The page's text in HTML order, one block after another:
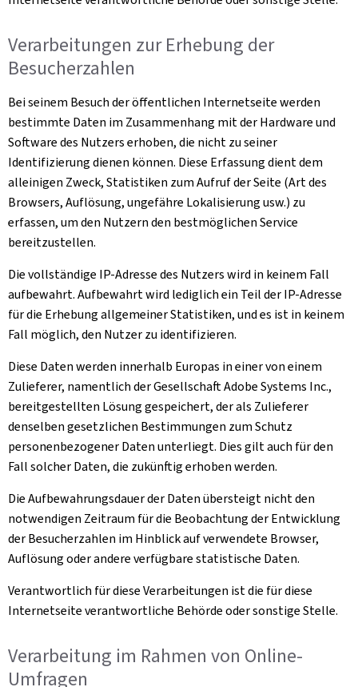
Verarbeitungen zur Erhebung der
Besucherzahlen
Bei seinem Besuch der öffentlichen Internetseite werden
bestimmte Daten im Zusammenhang mit der Hardware und
Software des Nutzers erhoben, die nicht zu seiner
Identifizierung dienen können. Diese Erfassung dient dem
alleinigen Zweck, Statistiken zum Aufruf der Seite (Art des
Browsers, Auflösung, ungefähre Lokalisierung usw.) zu
erfassen, um den Nutzern den bestmöglichen Service
bereitzustellen.
Die vollständige IP-Adresse des Nutzers wird in keinem Fall
aufbewahrt. Aufbewahrt wird lediglich ein Teil der IP-Adresse
für die Erhebung allgemeiner Statistiken, und es ist in keinem
Fall möglich, den Nutzer zu identifizieren.
Diese Daten werden innerhalb Europas in einer von einem
Zulieferer, namentlich der Gesellschaft Adobe Systems Inc.,
bereitgestellten Lösung gespeichert, der als Zulieferer
denselben gesetzlichen Bestimmungen zum Schutz
personenbezogener Daten unterliegt. Dies gilt auch für den
Fall solcher Daten, die zukünftig erhoben werden.
Die Aufbewahrungsdauer der Daten übersteigt nicht den
notwendigen Zeitraum für die Beobachtung der Entwicklung
der Besucherzahlen im Hinblick auf verwendete Browser,
Auflösung oder andere verfügbare statistische Daten.
Verantwortlich für diese Verarbeitungen ist die für diese
Internetseite verantwortliche Behörde oder sonstige Stelle.
Verarbeitung im Rahmen von Online-
Umfragen